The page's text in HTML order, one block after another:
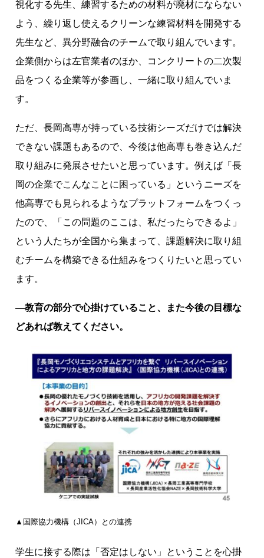
視化する先生、練習するための材料が廃材にならない
よう、繰り返し使えるクリーンな練習材料を開発する
先生など、異分野融合のチームで取り組んでいます。
企業側からは左官業者のほか、コンクリートの二次製
品をつくる企業等が参画し、一緒に取り組んでいま
す。
ただ、長岡高専が持っている技術シーズだけでは解決
できない課題もあるので、今後は他高専も巻き込んだ
取り組みに発展させたいと思っています。例えば「長
岡の企業でこんなことに困っている」というニーズを
他高専でも見られるようなプラットフォームをつくっ
たので、「この問題のここは、私だったらできるよ」
という人たちが全国から集まって、課題解決に取り組
むチームを構築できる仕組みをつくりたいと思ってい
ます。
―教育の部分で心掛けていること、また今後の目標な
どあれば教えてください。
▲国際協力機構（JICA）との連携
学生に接する際は「否定はしない」ということを心掛